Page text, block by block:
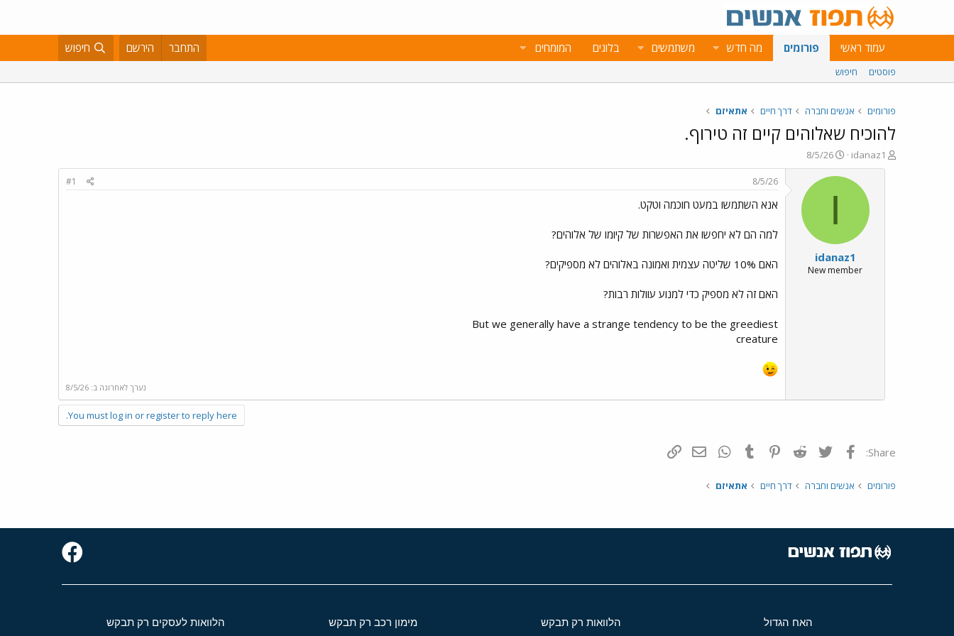
עמוד ראשי פורומים מה חדש משתמשים בלוגים המומחים התחבר הירשם חיפוש
פוסטים חיפוש
פורומים אנשים וחברה דרך חיים אתאיזם
להוכיח שאלוהים קיים זה טירוף.
פ
ו
idanaz1
פ
ו
ר
א
ר
י
8/5/26
I
idanaz1
New member
8/5/26
#1
אנא השתמשו במעט חוכמה וטקט.
למה הם לא יחפשו את האפשרות של קיומו של אלוהים?
האם 10% שליטה עצמית ואמונה באלוהים לא מספיקים?
האם זה לא מספיק כדי למנוע עוולות רבות?
But we generally have a strange tendency to be the greediest
creature
נערך לאחרונה ב: 8/5/26
You must log in or register to reply here.
Share: פייסבוק Twitter
Reddit
Pinterest
Tumblr
WhatsAppדואר אלקטרוני
פורומים אנשים וחברה דרך חיים אתאיזם
האח הגדול הלוואות רק תבקש מימון רכב רק תבקש הלוואות לעסקים רק תבקש